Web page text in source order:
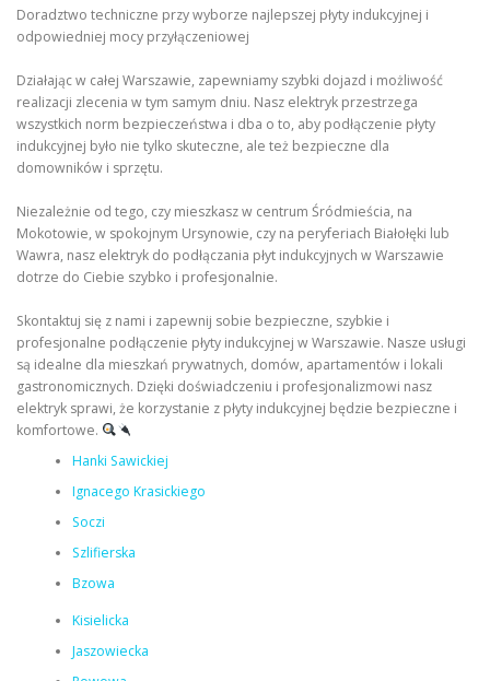
Doradztwo techniczne przy wyborze najlepszej płyty indukcyjnej i
odpowiedniej mocy przyłączeniowej
Działając w całej Warszawie, zapewniamy szybki dojazd i możliwość
realizacji zlecenia w tym samym dniu. Nasz elektryk przestrzega
wszystkich norm bezpieczeństwa i dba o to, aby podłączenie płyty
indukcyjnej było nie tylko skuteczne, ale też bezpieczne dla
domowników i sprzętu.
Niezależnie od tego, czy mieszkasz w centrum Śródmieścia, na
Mokotowie, w spokojnym Ursynowie, czy na peryferiach Białołęki lub
Wawra, nasz elektryk do podłączania płyt indukcyjnych w Warszawie
dotrze do Ciebie szybko i profesjonalnie.
Skontaktuj się z nami i zapewnij sobie bezpieczne, szybkie i
profesjonalne podłączenie płyty indukcyjnej w Warszawie. Nasze usługi
są idealne dla mieszkań prywatnych, domów, apartamentów i lokali
gastronomicznych. Dzięki doświadczeniu i profesjonalizmowi nasz
elektryk sprawi, że korzystanie z płyty indukcyjnej będzie bezpieczne i
komfortowe.
Hanki Sawickiej
Ignacego Krasickiego
Soczi
Szlifierska
Bzowa
Kisielicka
Jaszowiecka